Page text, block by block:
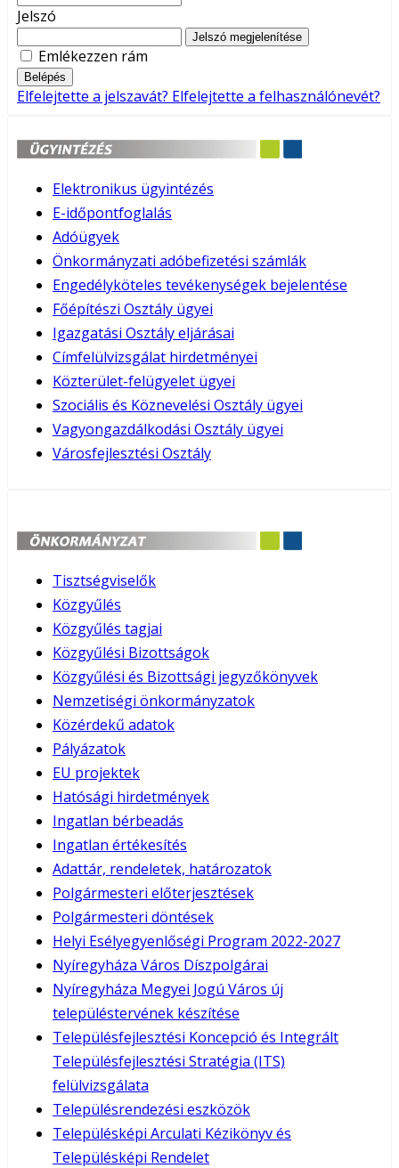
Jelszó
Jelszó megjelenítése
Emlékezzen rám
Belépés
Elfelejtette a jelszavát? Elfelejtette a felhasználónevét?
Elektronikus ügyintézés
E-időpontfoglalás
Adóügyek
Önkormányzati adóbefizetési számlák
Engedélyköteles tevékenységek bejelentése
Főépítészi Osztály ügyei
Igazgatási Osztály eljárásai
Címfelülvizsgálat hirdetményei
Közterület-felügyelet ügyei
Szociális és Köznevelési Osztály ügyei
Vagyongazdálkodási Osztály ügyei
Városfejlesztési Osztály
Tisztségviselők
Közgyűlés
Közgyűlés tagjai
Közgyűlési Bizottságok
Közgyűlési és Bizottsági jegyzőkönyvek
Nemzetiségi önkormányzatok
Közérdekű adatok
Pályázatok
EU projektek
Hatósági hirdetmények
Ingatlan bérbeadás
Ingatlan értékesítés
Adattár, rendeletek, határozatok
Polgármesteri előterjesztések
Polgármesteri döntések
Helyi Esélyegyenlőségi Program 2022-2027
Nyíregyháza Város Díszpolgárai
Nyíregyháza Megyei Jogú Város új
településtervének készítése
Településfejlesztési Koncepció és Integrált
Településfejlesztési Stratégia (ITS)
felülvizsgálata
Településrendezési eszközök
Településképi Arculati Kézikönyv és
Településképi Rendelet